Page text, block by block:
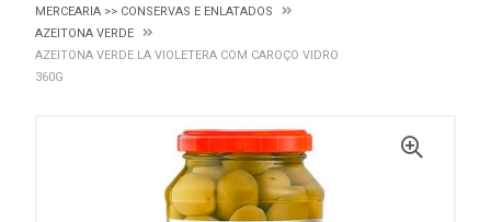
MERCEARIA >> CONSERVAS E ENLATADOS
AZEITONA VERDE
AZEITONA VERDE LA VIOLETERA COM CAROÇO VIDRO
360G